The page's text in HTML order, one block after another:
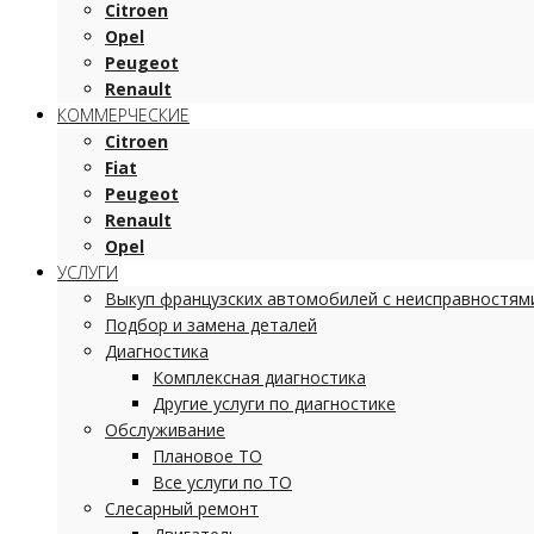
Citroen
Opel
Peugeot
Renault
КОММЕРЧЕСКИЕ
Citroen
Fiat
Peugeot
Renault
Opel
УСЛУГИ
Выкуп французских автомобилей с
Подбор и замена деталей
Диагностика
Комплексная диагностика
Другие услуги по диагностике
Обслуживание
Плановое ТО
Все услуги по ТО
Слесарный ремонт